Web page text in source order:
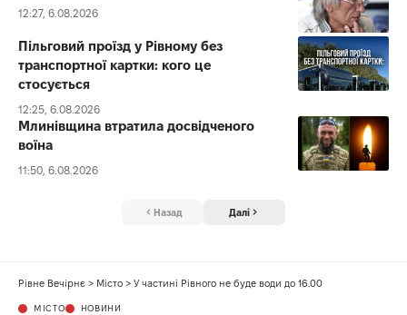
12:27, 6.08.2026
Пільговий проїзд у Рівному без
транспортної картки: кого це
стосується
12:25, 6.08.2026
Млинівщина втратила досвідченого
воїна
11:50, 6.08.2026
Назад Далі
Рівне Вечірнє > Місто > У частині Рівного не буде води до 16.00
МІСТО НОВИНИ